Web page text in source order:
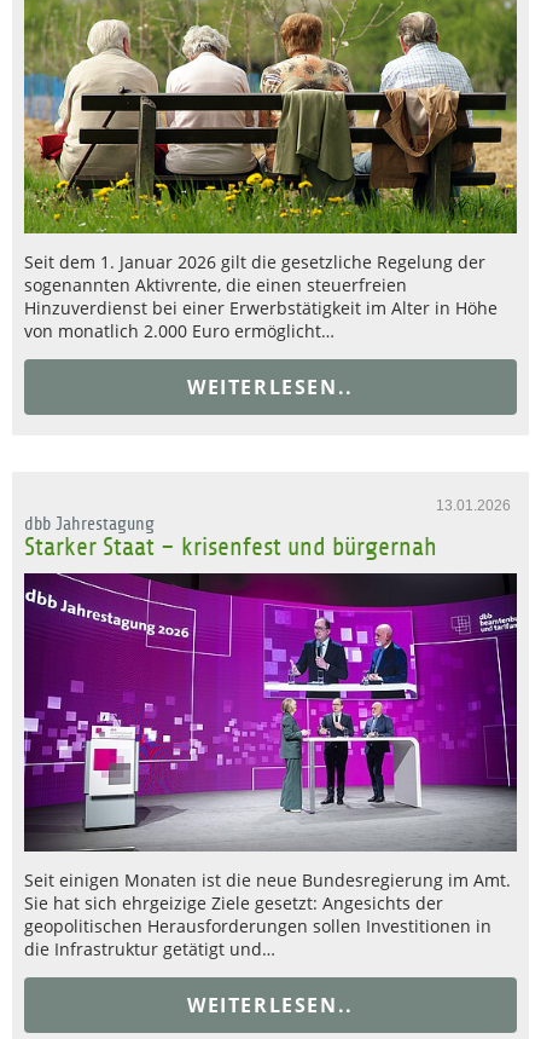
Seit dem 1. Januar 2026 gilt die gesetzliche Regelung der
sogenannten Aktivrente, die einen steuerfreien
Hinzuverdienst bei einer Erwerbstätigkeit im Alter in Höhe
von monatlich 2.000 Euro ermöglicht…
WEITERLESEN..
13.01.2026
dbb Jahrestagung
Starker Staat – krisenfest und bürgernah
Seit einigen Monaten ist die neue Bundesregierung im Amt.
Sie hat sich ehrgeizige Ziele gesetzt: Angesichts der
geopolitischen Herausforderungen sollen Investitionen in
die Infrastruktur getätigt und…
WEITERLESEN..